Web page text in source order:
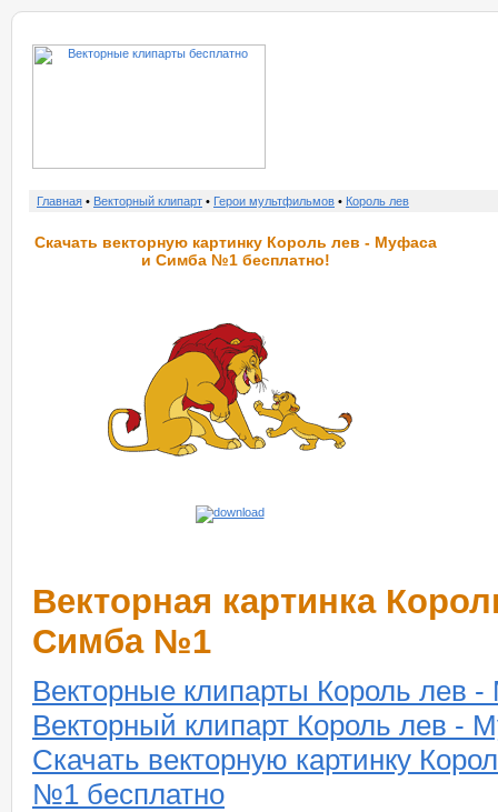
Главная • Векторный клипарт • Герои мультфильмов • Король лев
Скачать векторную картинку Король лев - Муфаса
и Симба №1 бесплатно!
Векторная картинка
Симба №1
Векторные клипарты Король
Векторный клипарт Король лев
Скачать векторную картинку
№1 бесплатно